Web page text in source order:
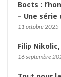
Boots :
– Une série
11 octobre 2025
Filip
16 septembre